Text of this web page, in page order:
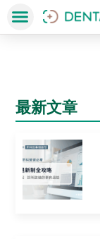
最新文章